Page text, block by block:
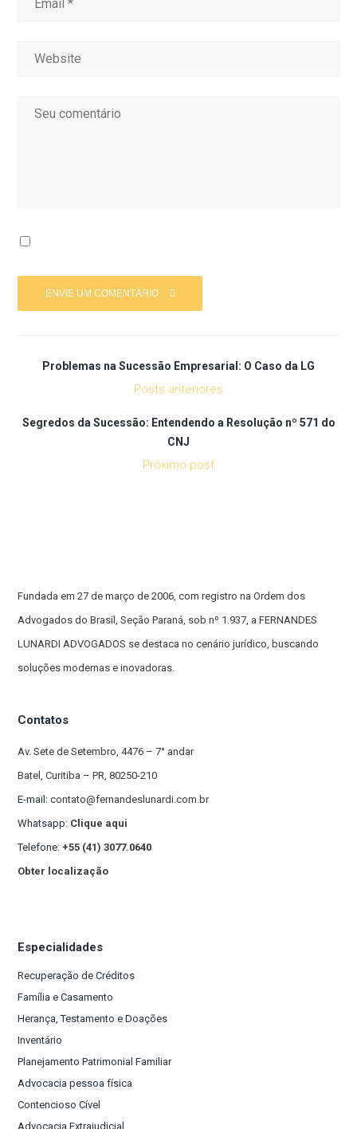
Problemas na Sucessão Empresarial: O Caso da LG
Posts anteriores
Segredos da Sucessão: Entendendo a Resolução nº 571 do
CNJ
Próximo post
Fundada em 27 de março de 2006, com registro na Ordem dos
Advogados do Brasil, Seção Paraná, sob nº 1.937, a FERNANDES
LUNARDI ADVOGADOS se destaca no cenário jurídico, buscando
soluções modernas e inovadoras.
Contatos
Av. Sete de Setembro, 4476 – 7° andar
Batel, Curitiba – PR, 80250-210
E-mail: contato@fernandeslunardi.com.br
Whatsapp: Clique aqui
Telefone: +55 (41) 3077.0640
Obter localização
Especialidades
Recuperação de Créditos
Família e Casamento
Herança, Testamento e Doações
Inventário
Planejamento Patrimonial Familiar
Advocacia pessoa física
Contencioso Cível
Advocacia Extrajudicial